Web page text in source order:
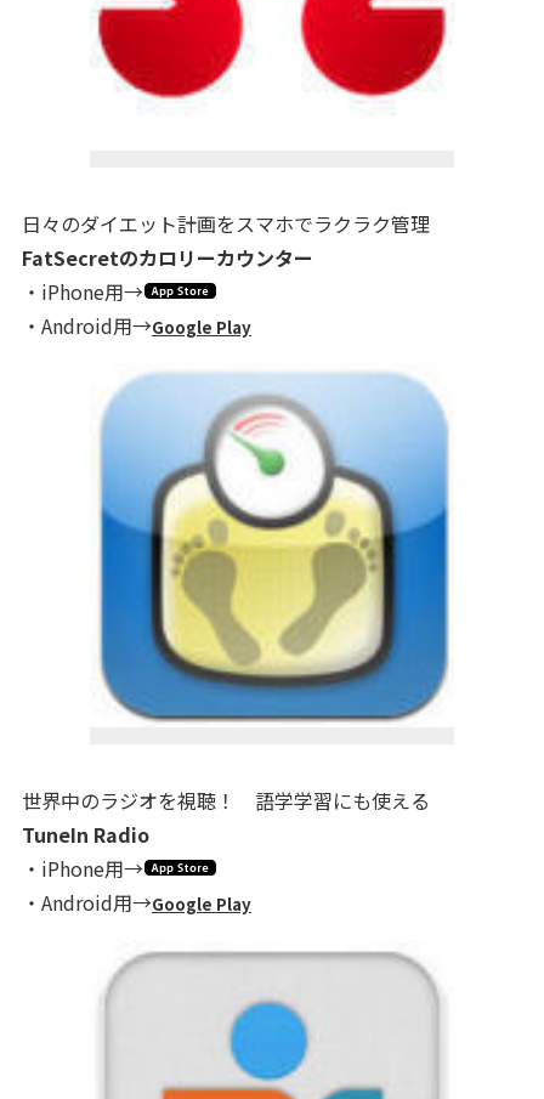
日々のダイエット計画をスマホでラクラク管理
FatSecretのカロリーカウンター
・iPhone用→
・Android用→Google Play
世界中のラジオを視聴！ 語学学習にも使える
TuneIn Radio
・iPhone用→
・Android用→Google Play